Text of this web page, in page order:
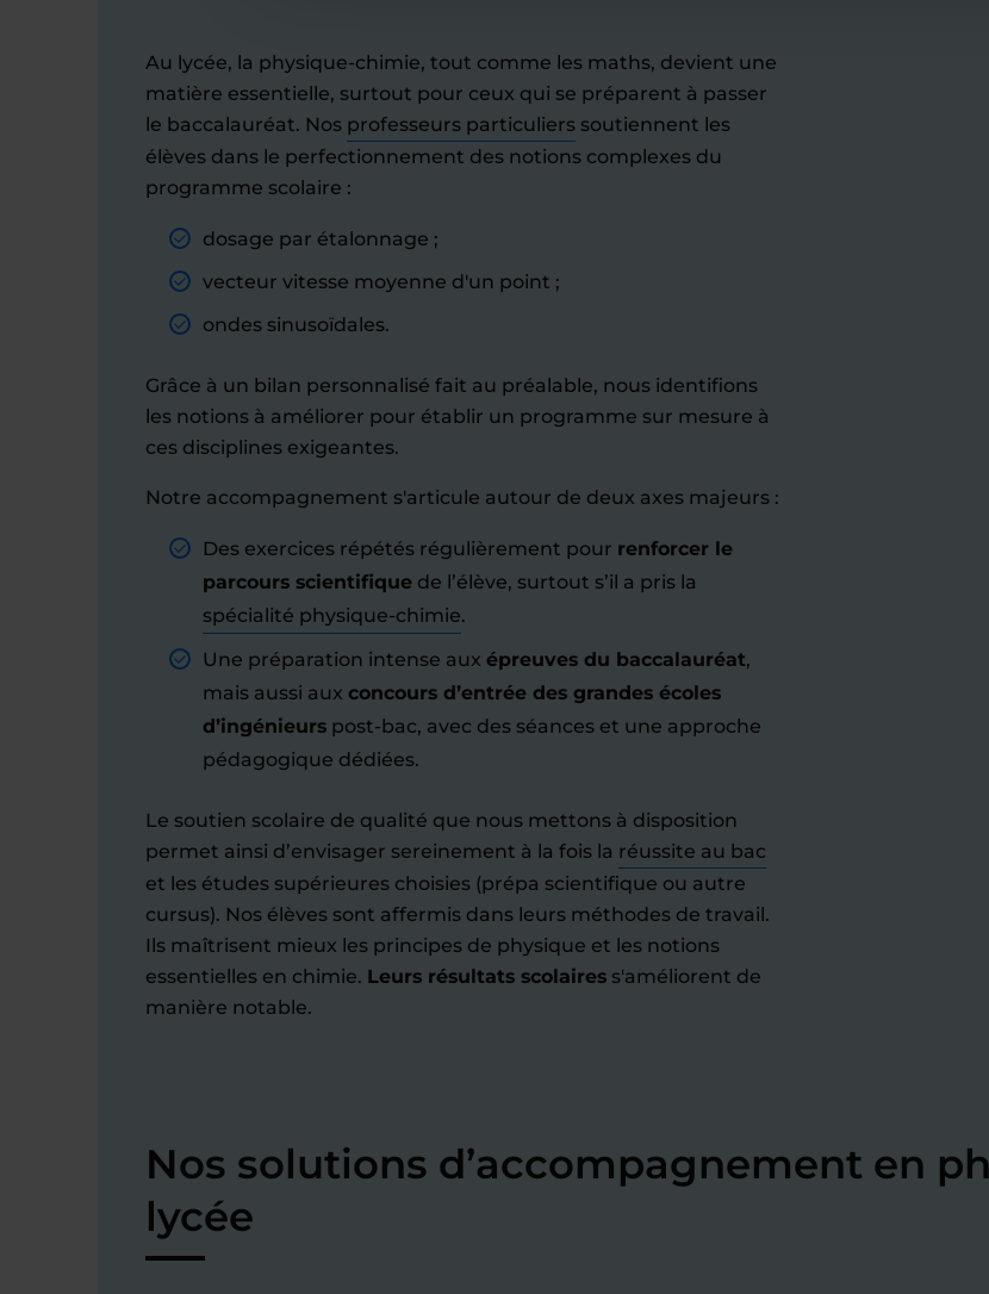
Au lycée, la physique-chimie, tout comme les maths, devient une
matière essentielle, surtout pour ceux qui se préparent à passer
le baccalauréat. Nos professeurs particuliers soutiennent les
élèves dans le perfectionnement des notions complexes du
programme scolaire :
dosage par étalonnage ;
vecteur vitesse moyenne d'un point ;
ondes sinusoïdales.
Grâce à un bilan personnalisé fait au préalable, nous identifions
les notions à améliorer pour établir un programme sur mesure à
ces disciplines exigeantes.
Notre accompagnement s'articule autour de deux axes majeurs :
Des exercices répétés régulièrement pour renforcer le
parcours scientifique de l’élève, surtout s’il a pris la
spécialité physique-chimie.
Une préparation intense aux épreuves du baccalauréat,
mais aussi aux concours d’entrée des grandes écoles
d’ingénieurs post-bac, avec des séances et une approche
pédagogique dédiées.
Le soutien scolaire de qualité que nous mettons à disposition
permet ainsi d’envisager sereinement à la fois la réussite au bac
et les études supérieures choisies (prépa scientifique ou autre
cursus). Nos élèves sont affermis dans leurs méthodes de travail.
Ils maîtrisent mieux les principes de physique et les notions
essentielles en chimie. Leurs résultats scolaires s'améliorent de
manière notable.
Nos solutions d’accompagnement en
lycée